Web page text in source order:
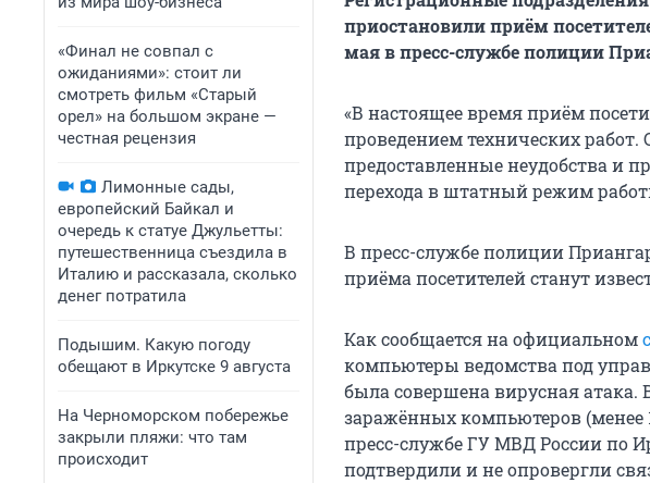
«Финал не совпал с
ожиданиями»: стоит ли
смотреть фильм «Старый
орел» на большом экране —
честная рецензия
Лимонные сады,
европейский Байкал и
очередь к статуе Джульетты:
путешественница съездила в
Италию и рассказала, сколько
денег потратила
Подышим. Какую погоду
обещают в Иркутске 9 августа
На Черноморском побережье
закрыли пляжи: что там
происходит
приостановили приём
мая в пресс-службе полиции
«В настоящее время приём
проведением технических
предоставленные неудобства и
перехода в штатный режим
В пресс-службе полиции
приёма посетителей станут
Как сообщается на официальном
компьютеры ведомства под
была совершена вирусная атака.
заражённых компьютеров (менее
пресс-службе ГУ МВД России по
подтвердили и не опровергли